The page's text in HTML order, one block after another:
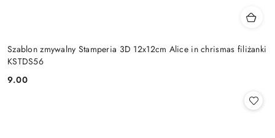
Szablon zmywalny Stamperia 3D 12x12cm Alice in chrismas filiżanki
KSTDS56
Cena:
9.00